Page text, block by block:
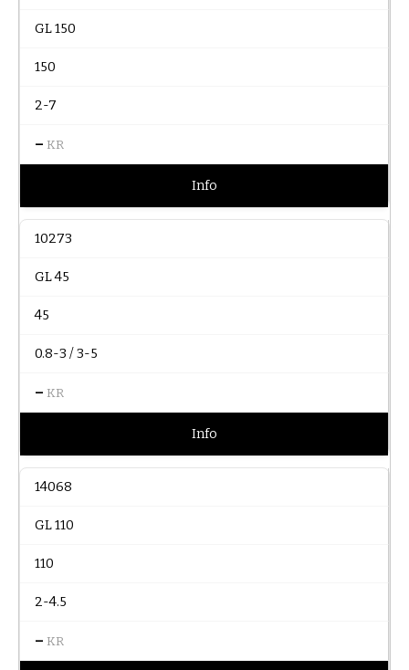
GL 150
150
2-7
– KR
Info
10273
GL 45
45
0.8-3 / 3-5
– KR
Info
14068
GL 110
110
2-4.5
– KR